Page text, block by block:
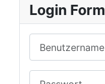
Login Form